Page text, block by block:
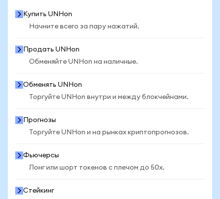
Купить UNHon
Начните всего за пару нажатий.
Продать UNHon
Обменяйте UNHon на наличные.
Обменять UNHon
Торгуйте UNHon внутри и между блокчейнами.
Прогнозы
Торгуйте UNHon и на рынках криптопрогнозов.
Фьючерсы
Лонг или шорт токенов с плечом до 50x.
Стейкинг